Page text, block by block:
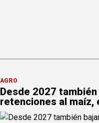
AGRO
Desde 2027
retenciones al maíz,